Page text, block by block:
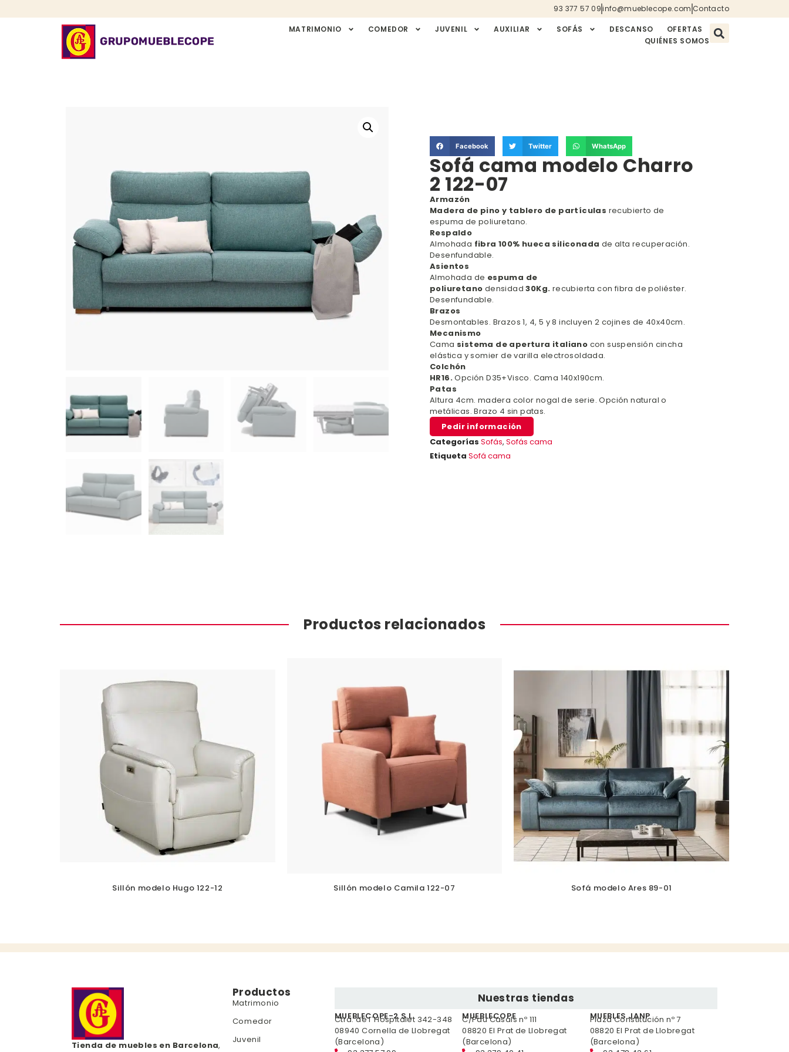
93 377 57 09info@mueblecope.com Contacto
MATRIMONIO COMEDOR JUVENIL AUXILIAR SOFÁS DESCANSO
OFERTAS
QUIÉNES SOMOS
Facebook Twitter WhatsApp
Sofá cama modelo Charro
2 122-07
Armazón
Madera de pino y tablero de partículas recubierto de
espuma de poliuretano.
Respaldo
Almohada fibra 100% hueca siliconada de alta recuperación.
Desenfundable.
Asientos
Almohada de espuma de
poliuretano densidad 30Kg. recubierta con fibra de poliéster.
Desenfundable.
Brazos
Desmontables. Brazos 1, 4, 5 y 8 incluyen 2 cojines de 40x40cm.
Mecanismo
Cama sistema de apertura italiano con suspensión cincha
elástica y somier de varilla electrosoldada.
Colchón
HR16.Opción D35+Visco. Cama 140x190cm.
Patas
Altura 4cm. madera color nogal de serie. Opción natural o
metálicas. Brazo 4 sin patas.
Pedir información
Categorías Sofás, Sofás cama
Etiqueta Sofá cama
Productos relacionados
Sillón modelo Hugo 122-12 Sillón modelo Camila 122-07 Sofá modelo Ares 89-01
Tienda de muebles en Barcelona,
Productos
Matrimonio
Comedor
Juvenil
Nuestras tiendas
MUEBLECOPE-2 S.L.
Ctra. de l´Hospitalet 342-348
08940 Cornella de Llobregat
(Barcelona)
MUEBLECOPE
C/Pau Casals nº 111
08820 El Prat de Llobregat
(Barcelona)
MUEBLES JANP
Plaza Constitución nº 7
08820 El Prat de Llobregat
(Barcelona)